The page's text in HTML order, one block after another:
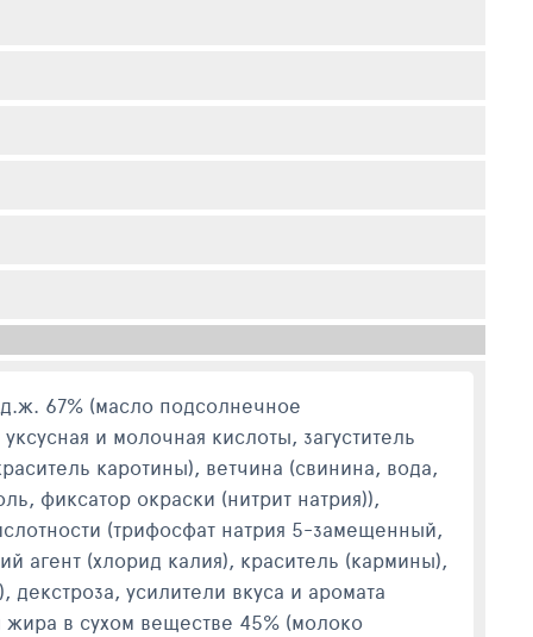
67% (масло подсолнечное
и молочная кислоты, загуститель
каротины), ветчина (свинина, вода,
фиксатор окраски (нитрит натрия)),
(трифосфат натрия 5-замещенный,
агент (хлорид калия), краситель (кармины),
усилители вкуса и аромата
жира в сухом веществе 45% (молоко